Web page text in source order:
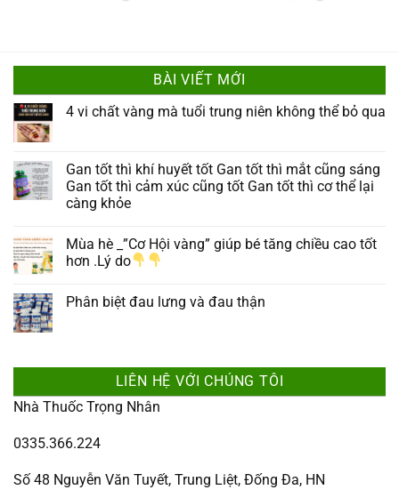
BÀI VIẾT MỚI
4 vi chất vàng mà tuổi trung niên không thể bỏ qua
Gan tốt thì khí huyết tốt Gan tốt thì mắt cũng sáng
Gan tốt thì cảm xúc cũng tốt Gan tốt thì cơ thể lại
càng khỏe
Mùa hè _”Cơ Hội vàng” giúp bé tăng chiều cao tốt
hơn .Lý do
Phân biệt đau lưng và đau thận
LIÊN HỆ VỚI CHÚNG TÔI
Nhà Thuốc Trọng Nhân
0335.366.224
Số 48 Nguyễn Văn Tuyết, Trung Liệt, Đống Đa, HN